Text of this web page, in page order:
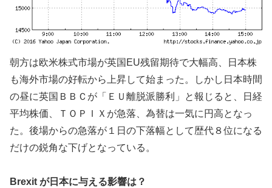
朝方は欧米株式市場が英国EU残留期待で大幅高、日本株
も海外市場の好転から上昇して始まった。しかし日本時間
の昼に英国ＢＢＣが「ＥＵ離脱派勝利」と報じると、日経
平均株価、ＴＯＰＩＸが急落、為替は一気に円高となっ
た。後場からの急落が１日の下落幅として歴代８位になる
だけの鋭角な下げとなっている。
Brexit が日本に与える影響は？